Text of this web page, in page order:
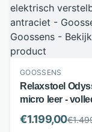
GOOSSENS
Relaxstoel
micro leer -
elektrisch
antraciet -
€1.199,00€